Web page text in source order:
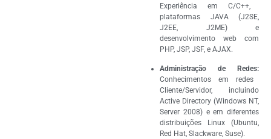
Experiência em C/C++,
plataformas JAVA (J2SE,
J2EE, J2ME) e
desenvolvimento web com
PHP, JSP, JSF, e AJAX.
Administração de Redes:
Conhecimentos em redes
Cliente/Servidor, incluindo
Active Directory (Windows NT,
Server 2008) e em diferentes
distribuições Linux (Ubuntu,
Red Hat, Slackware, Suse).